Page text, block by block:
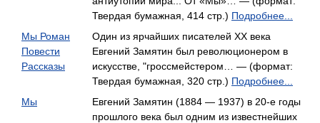
Твердая бумажная, 414 стр.) Подробнее...
Мы Роман
Повести
Рассказы
Один из ярчайших писателей XX века
Евгений Замятин был революционером в
искусстве, "гроссмейстером… — (формат:
Твердая бумажная, 320 стр.) Подробнее...
Мы
Евгений Замятин (1884 — 1937) в 20-е годы
прошлого века был одним из известнейших